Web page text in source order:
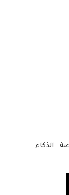
الذكاء